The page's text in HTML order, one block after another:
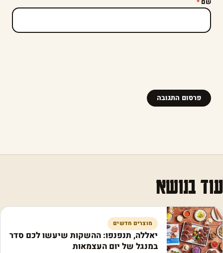
עוד בנושא
מוצרים חדשים
יאללה, תנפנפו: ההשקות שיעשו לכם סדר
במנגל של יום העצמאות